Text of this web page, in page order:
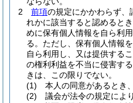
2
前項の規定にかかわらず、
れかに該当すると認めると
めに保有個人情報を自ら利
る。 ただし、保有個人情報
自ら利用し、又は提供する
の権利利益を不当に侵害す
きは、この限りでない。
(1)
本人の同意があるとき
(2)
議会が法令の規定によ